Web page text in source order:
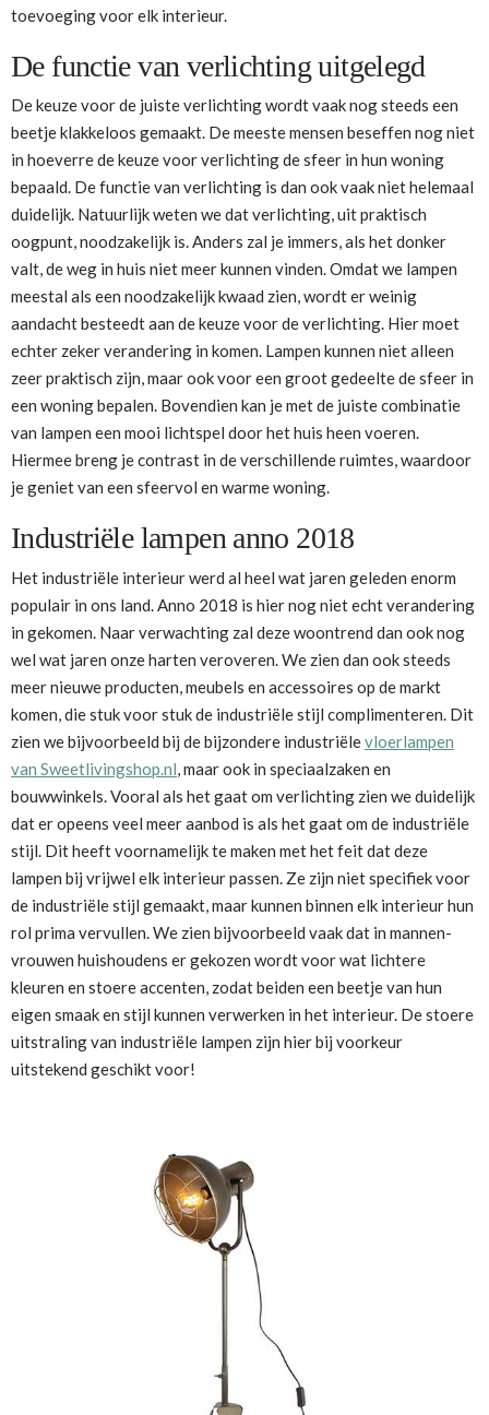
toevoeging voor elk interieur.
De functie van verlichting uitgelegd
De keuze voor de juiste verlichting wordt vaak nog steeds een
beetje klakkeloos gemaakt. De meeste mensen beseffen nog niet
in hoeverre de keuze voor verlichting de sfeer in hun woning
bepaald. De functie van verlichting is dan ook vaak niet helemaal
duidelijk. Natuurlijk weten we dat verlichting, uit praktisch
oogpunt, noodzakelijk is. Anders zal je immers, als het donker
valt, de weg in huis niet meer kunnen vinden. Omdat we lampen
meestal als een noodzakelijk kwaad zien, wordt er weinig
aandacht besteedt aan de keuze voor de verlichting. Hier moet
echter zeker verandering in komen. Lampen kunnen niet alleen
zeer praktisch zijn, maar ook voor een groot gedeelte de sfeer in
een woning bepalen. Bovendien kan je met de juiste combinatie
van lampen een mooi lichtspel door het huis heen voeren.
Hiermee breng je contrast in de verschillende ruimtes, waardoor
je geniet van een sfeervol en warme woning.
Industriële lampen anno 2018
Het industriële interieur werd al heel wat jaren geleden enorm
populair in ons land. Anno 2018 is hier nog niet echt verandering
in gekomen. Naar verwachting zal deze woontrend dan ook nog
wel wat jaren onze harten veroveren. We zien dan ook steeds
meer nieuwe producten, meubels en accessoires op de markt
komen, die stuk voor stuk de industriële stijl complimenteren. Dit
zien we bijvoorbeeld bij de bijzondere industriëlevloerlampen
van Sweetlivingshop.nl , maar ook in speciaalzaken en
bouwwinkels. Vooral als het gaat om verlichting zien we duidelijk
dat er opeens veel meer aanbod is als het gaat om de industriële
stijl. Dit heeft voornamelijk te maken met het feit dat deze
lampen bij vrijwel elk interieur passen. Ze zijn niet specifiek voor
de industriële stijl gemaakt, maar kunnen binnen elk interieur hun
rol prima vervullen. We zien bijvoorbeeld vaak dat in mannen-
vrouwen huishoudens er gekozen wordt voor wat lichtere
kleuren en stoere accenten, zodat beiden een beetje van hun
eigen smaak en stijl kunnen verwerken in het interieur. De stoere
uitstraling van industriële lampen zijn hier bij voorkeur
uitstekend geschikt voor!